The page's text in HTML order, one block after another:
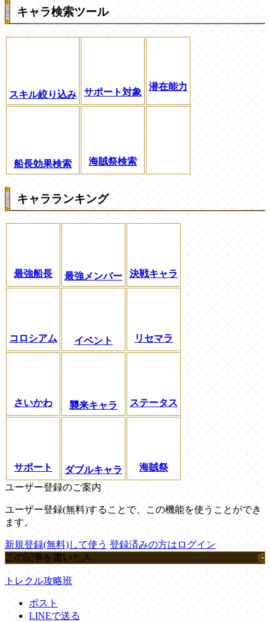
キャラ検索ツール
スキル絞り込み サポート対象
潜在能力
船長効果検索 海賊祭検索
キャラランキング
最強船長 最強メンバー 決戦キャラ
コロシアム イベント リセマラ
さいかわ 襲来キャラ ステータス
サポート ダブルキャラ
海賊祭
ユーザー登録のご案内
ユーザー登録(無料)することで、この機能を使うことができ
ます。
新規登録(無料)して使う 登録済みの方はログイン
この記事を書いた人
トレクル攻略班
ポスト
LINEで送る